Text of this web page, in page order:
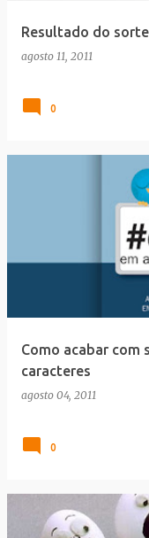
Resultado do
agosto 11, 2011
0
Como acabar com
caracteres
agosto 04, 2011
0